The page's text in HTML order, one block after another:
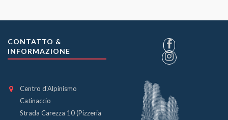
CONTATTO &
INFORMAZIONE
Centro d'Alpinismo
Catinaccio
Strada Carezza 10 (Pizzeria